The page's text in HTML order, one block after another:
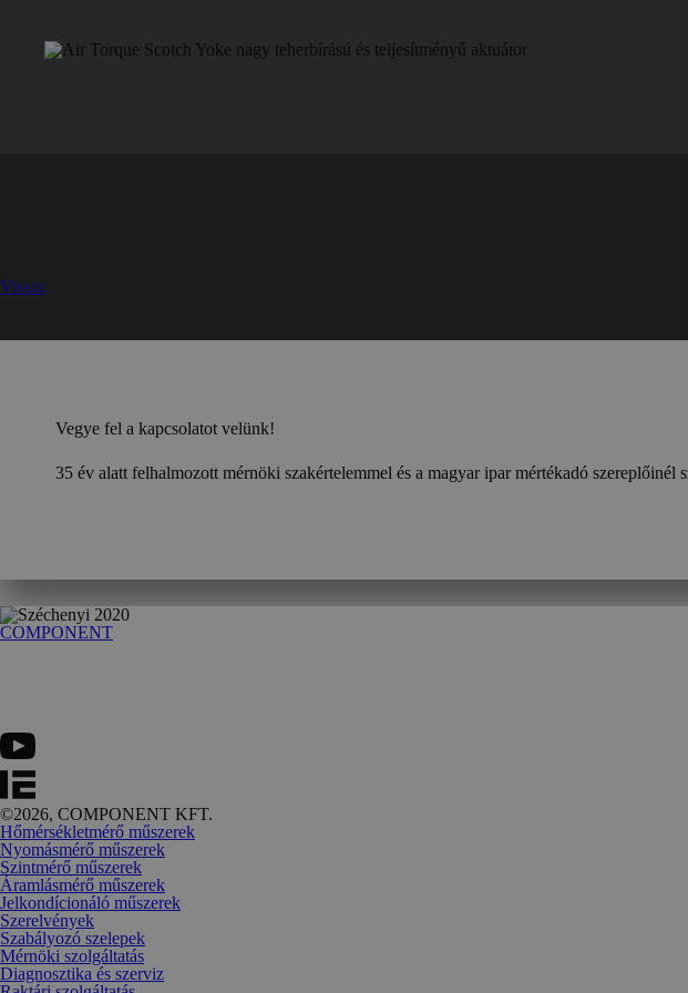
Vissza
Vegye fel a kapcsolatot velünk!
35 év alatt felhalmozott mérnöki szakértelemmel és a magyar ipar mértékadó szereplőinél
COMPONENT
©2026, COMPONENT KFT.
Hőmérsékletmérő műszerek
Nyomásmérő műszerek
Szintmérő műszerek
Áramlásmérő műszerek
Jelkondícionáló műszerek
Szerelvények
Szabályozó szelepek
Mérnöki szolgáltatás
Diagnosztika és szerviz